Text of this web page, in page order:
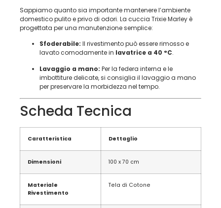
Sappiamo quanto sia importante mantenere l’ambiente
domestico pulito e privo di odori. La cuccia Trixie Marley è
progettata per una manutenzione semplice:
Sfoderabile: Il rivestimento può essere rimosso e
lavato comodamente in lavatrice a 40 °C.
Lavaggio a mano: Per la federa interna e le
imbottiture delicate, si consiglia il lavaggio a mano
per preservare la morbidezza nel tempo.
Scheda Tecnica
Caratteristica Dettaglio
Dimensioni 100 x 70 cm
Materiale
Rivestimento
Tela di Cotone